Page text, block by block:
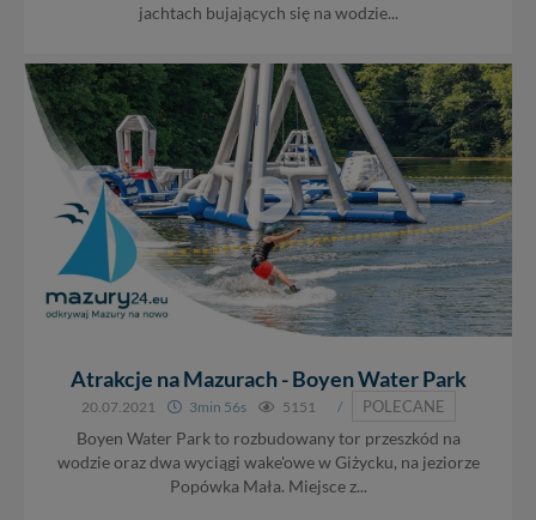
jachtach bujających się na wodzie...
Atrakcje na Mazurach - Boyen Water Park
20.07.2021 3min 56s 5151 /
POLECANE
Boyen Water Park to rozbudowany tor przeszkód na
wodzie oraz dwa wyciągi wake'owe w Giżycku, na jeziorze
Popówka Mała. Miejsce z...